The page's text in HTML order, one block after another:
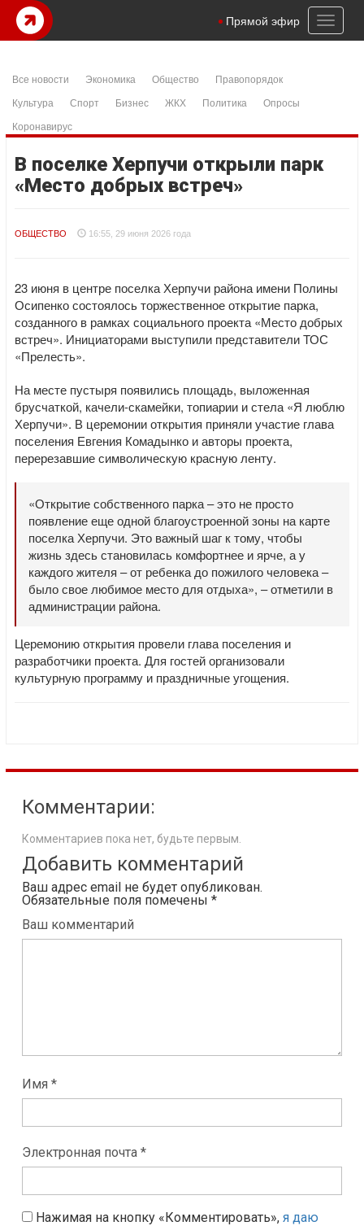
Toggle
Прямой эфир
Все новости Экономика Общество
Правопорядок
Культура
Спорт Бизнес ЖКХ Политика
Опросы
Коронавирус
В поселке Херпучи открыли парк
«Место добрых встреч»
ОБЩЕСТВО 16:55, 29 июня 2026 года
23 июня в центре поселка Херпучи района имени Полины
Осипенко состоялось торжественное открытие парка,
созданного в рамках социального проекта «Место добрых
встреч». Инициаторами выступили представители ТОС
«Прелесть».
На месте пустыря появились площадь, выложенная
брусчаткой, качели-скамейки, топиарии и стела «Я люблю
Херпучи». В церемонии открытия приняли участие глава
поселения Евгения Комадынко и авторы проекта,
перерезавшие символическую красную ленту.
«Открытие собственного парка – это не просто
появление еще одной благоустроенной зоны на карте
поселка Херпучи. Это важный шаг к тому, чтобы
жизнь здесь становилась комфортнее и ярче, а у
каждого жителя – от ребенка до пожилого человека –
было свое любимое место для отдыха», – отметили в
администрации района.
Церемонию открытия провели глава поселения и
разработчики проекта. Для гостей организовали
культурную программу и праздничные угощения.
Комментарии:
Комментариев пока нет, будьте первым.
Добавить комментарий
Ваш адрес email не будет опубликован.
Обязательные поля помечены *
Ваш комментарий
Имя *
Электронная почта *
Нажимая на кнопку «Комментировать», я даю